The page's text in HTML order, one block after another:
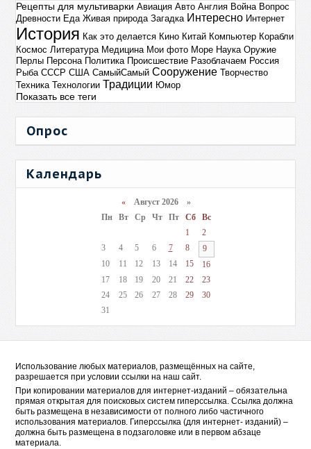
Рецепты для мультиварки Авиация Авто Англия Война Вопрос
Древности Еда Живая природа Загадка Интересно Интернет
История Как это делается Кино Китай Компьютер Корабли
Космос Литература Медицина Мои фото Море Наука Оружие
Перлы Персона Политика Происшествие Разоблачаем Россия
Рыба СССР США СамыйСамый Сооружение Творчество
Техника Технологии Традиции Юмор
Показать все теги
Опрос
Календарь
«Август 2026 »
Пн
Вт Ср Чт Пт Сб
Вс
1
2
3
4 5 6 7 8
9
10
11 12 13 14 15
16
17
18 19 20 21 22
23
24
25 26 27 28 29
30
31
Использование любых материалов, размещённых на сайте,
разрешается при условии ссылки на наш сайт.
При копировании материалов для интернет-изданий – обязательна
прямая открытая для поисковых систем гиперссылка. Ссылка должна
быть размещена в независимости от полного либо частичного
использования материалов. Гиперссылка (для интернет- изданий) –
должна быть размещена в подзаголовке или в первом абзаце
материала.